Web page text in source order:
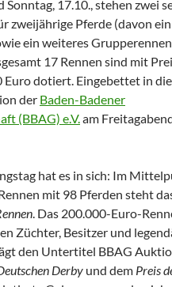
Sonntag, 17.10., stehen zwei
zweijährige Pferde (davon ein
ein weiteres
17 Rennen sind mit
Euro dotiert. Eingebettet in
der Baden-Badener
(BBAG) e.V.am
hat es in sich: Im
mit 98 Pferden steht
. Das 200.000-Euro-
Züchter, Besitzer und
den Untertitel BBAG
Derby und dem Preis